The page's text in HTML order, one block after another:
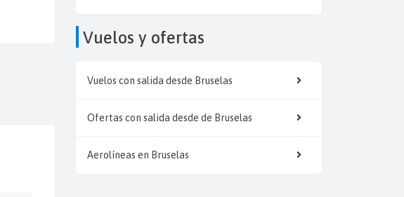
Vuelos y ofertas
Vuelos con salida desde Bruselas
Ofertas con salida desde de Bruselas
Aerolíneas en Bruselas